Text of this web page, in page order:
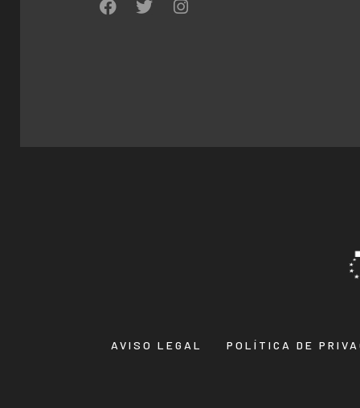
AVISO LEGAL POLÍTICA DE